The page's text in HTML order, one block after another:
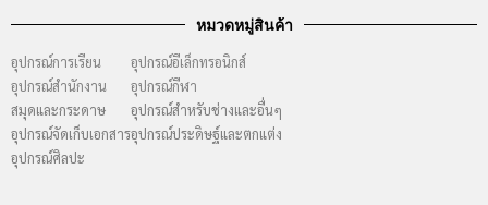
หมวดหมู่สินค้า
อุปกรณ์การเรียน
อุปกรณ์สำนักงาน
สมุดและกระดาษ
อุปกรณ์จัดเก็บเอกสาร
อุปกรณ์ศิลปะ
อุปกรณ์อีเล็กทรอนิกส์
อุปกรณ์กีฬา
อุปกรณ์สำหรับช่างและอื่นๆ
อุปกรณ์ประดิษฐ์และตกแต่ง